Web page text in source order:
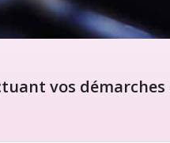
vos démarches